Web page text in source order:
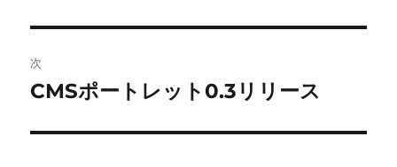
ビ
ゲ
ー
投
稿:
次
次
投
CMSポートレット0.3リリース